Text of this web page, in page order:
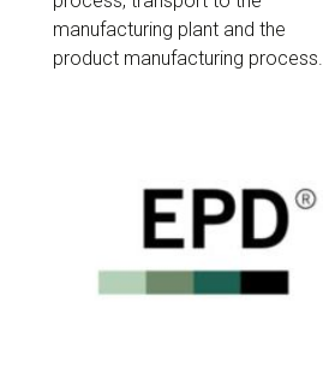
manufacturing plant and the
product manufacturing process.